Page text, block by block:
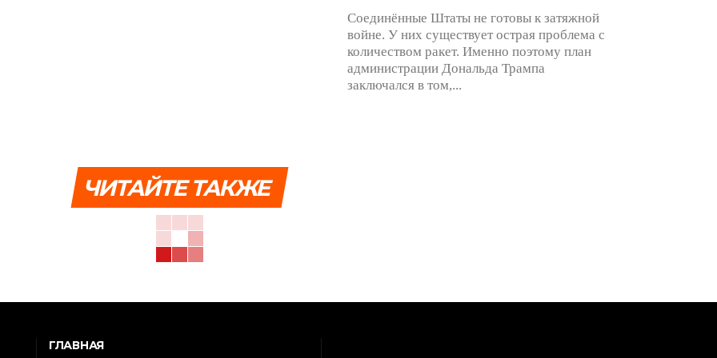
Соединённые Штаты не готовы к затяжной
войне. У них существует острая проблема с
количеством ракет. Именно поэтому план
администрации Дональда Трампа
заключался в том,...
ЧИТАЙТЕ ТАКЖЕ
ГЛАВНАЯ